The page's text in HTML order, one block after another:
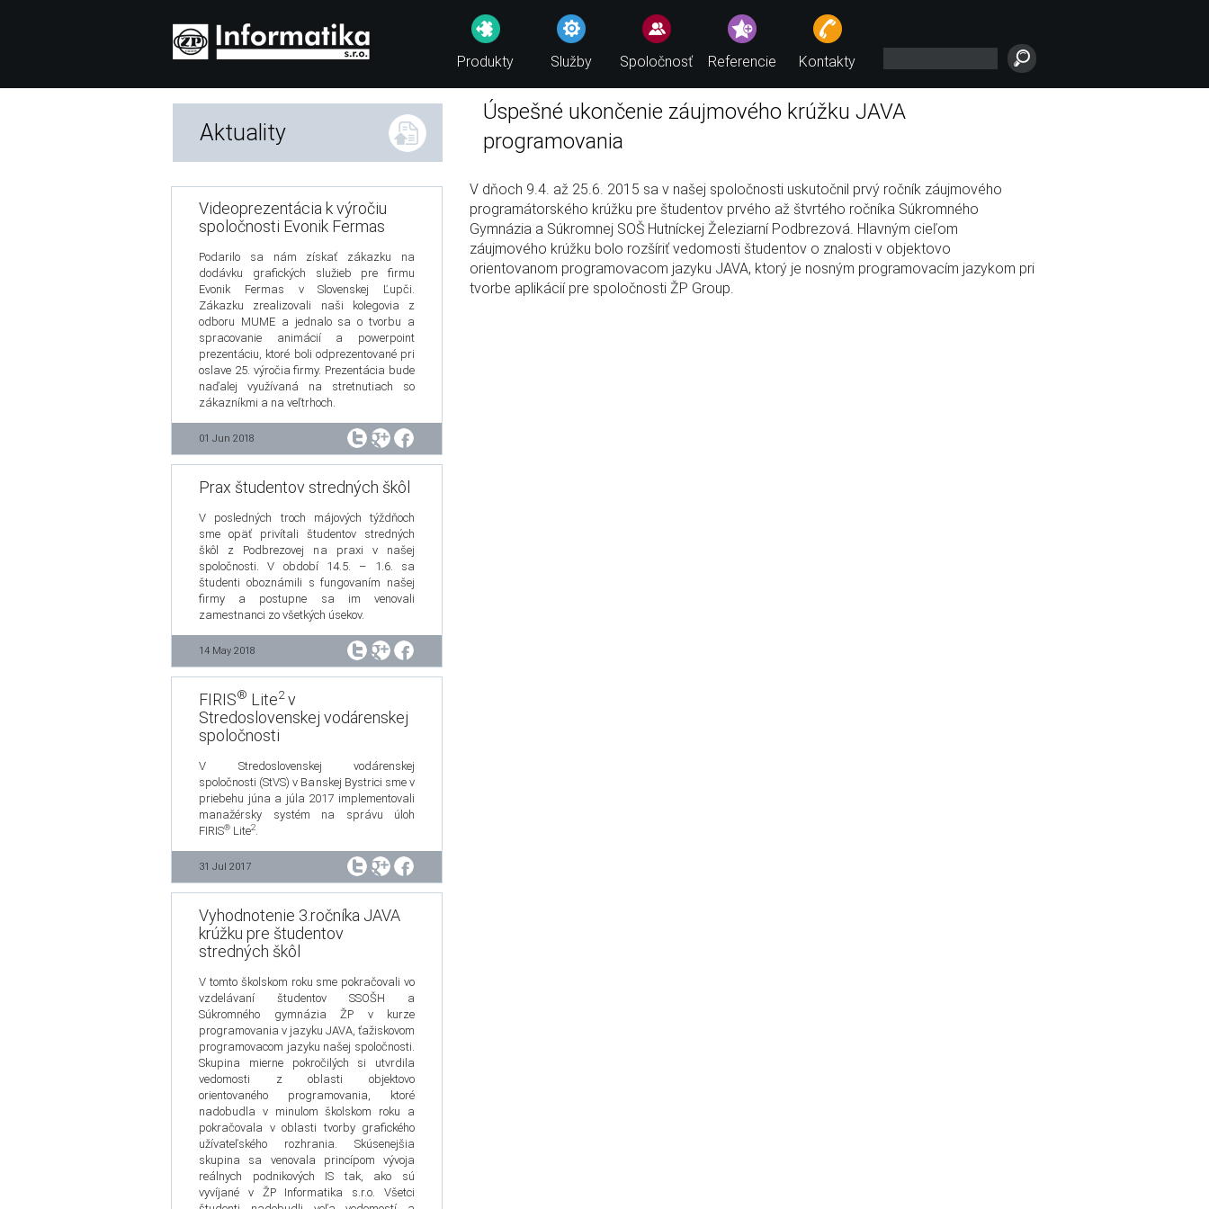
Produkty Služby Spoločnosť Referencie Kontakty
Aktuality
Videoprezentácia k výročiu
spoločnosti Evonik Fermas
Podarilo sa nám získať zákazku na
dodávku grafických služieb pre firmu
Evonik Fermas v Slovenskej Ľupči.
Zákazku zrealizovali naši kolegovia z
odboru MUME a jednalo sa o tvorbu a
spracovanie animácií a powerpoint
prezentáciu, ktoré boli odprezentované pri
oslave 25. výročia firmy. Prezentácia bude
naďalej využívaná na stretnutiach so
zákazníkmi a na veľtrhoch.
01 Jun 2018
Prax študentov stredných škôl
V posledných troch májových týždňoch
sme opäť privítali študentov stredných
škôl z Podbrezovej na praxi v našej
spoločnosti. V období 14.5. – 1.6. sa
študenti oboznámili s fungovaním našej
firmy a postupne sa im venovali
zamestnanci zo všetkých úsekov.
14 May 2018
FIRIS® Lite2v
Stredoslovenskej vodárenskej
spoločnosti
V Stredoslovenskej vodárenskej
spoločnosti (StVS) v Banskej Bystrici sme v
priebehu júna a júla 2017 implementovali
manažérsky systém na správu úloh
FIRIS® Lite2.
31 Jul 2017
Vyhodnotenie 3.ročníka JAVA
krúžku pre študentov
stredných škôl
V tomto školskom roku sme pokračovali vo
vzdelávaní študentov SSOŠH a
Súkromného gymnázia ŽP v kurze
programovania v jazyku JAVA, ťažiskovom
programovacom jazyku našej spoločnosti.
Skupina mierne pokročilých si utvrdila
vedomosti z oblasti objektovo
orientovaného programovania, ktoré
nadobudla v minulom školskom roku a
pokračovala v oblasti tvorby grafického
užívateľského rozhrania. Skúsenejšia
skupina sa venovala princípom vývoja
reálnych podnikových IS tak, ako sú
vyvíjané v ŽP Informatika s.r.o. Všetci
Úspešné ukončenie záujmového krúžku JAVA
programovania
V dňoch 9.4. až 25.6. 2015 sa v našej spoločnosti uskutočnil prvý ročník záujmového
programátorského krúžku pre študentov prvého až štvrtého ročníka Súkromného
Gymnázia a Súkromnej SOŠ Hutníckej Železiarní Podbrezová. Hlavným cieľom
záujmového krúžku bolo rozšíriť vedomosti študentov o znalosti v objektovo
orientovanom programovacom jazyku JAVA, ktorý je nosným programovacím jazykom pri
tvorbe aplikácií pre spoločnosti ŽP Group.